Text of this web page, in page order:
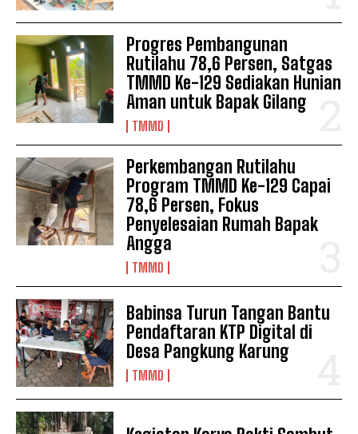
Progres Pembangunan
Rutilahu 78,6 Persen, Satgas
TMMD Ke-129 Sediakan Hunian
Aman untuk Bapak Gilang
TMMD
Perkembangan Rutilahu
Program TMMD Ke-129 Capai
78,6 Persen, Fokus
Penyelesaian Rumah Bapak
Angga
TMMD
Babinsa Turun Tangan Bantu
Pendaftaran KTP Digital di
Desa Pangkung Karung
TMMD